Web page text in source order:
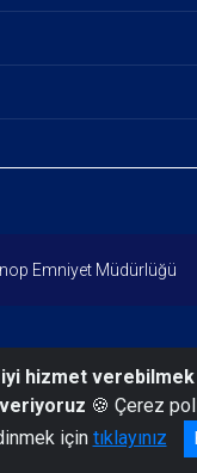
Emniyet Müdürlüğü
hizmet
🍪 Çerez
için tıklayınız